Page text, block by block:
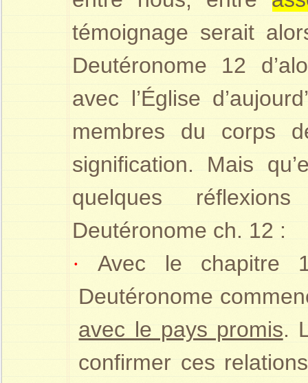
témoignage serait
Deutéronome 12
avec l’Église
membres du corps
signification. Mais
quelques
Deutéronome ch. 12 :
·Avec le chapitre
Deutéronome
avec le pays promis.
confirmer ces